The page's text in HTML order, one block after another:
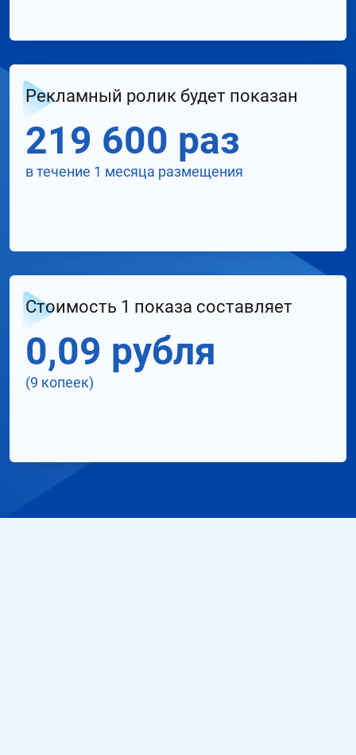
Рекламный ролик будет показан
219 600 раз
в течение 1 месяца размещения
Стоимость 1 показа составляет
0,09 рубля
(9 копеек)